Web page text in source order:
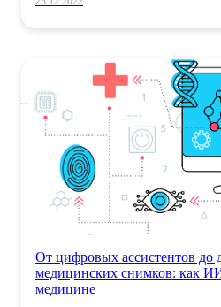
От цифровых ассистентов до
медицинских снимков: как
медицине